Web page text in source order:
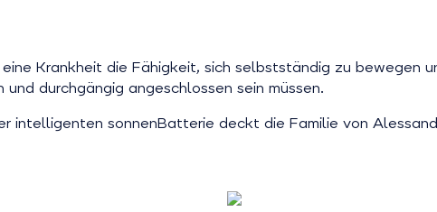
Krankheit die Fähigkeit, sich selbstständig zu bewegen
durchgängig angeschlossen sein müssen.
intelligenten sonnenBatterie deckt die Familie von